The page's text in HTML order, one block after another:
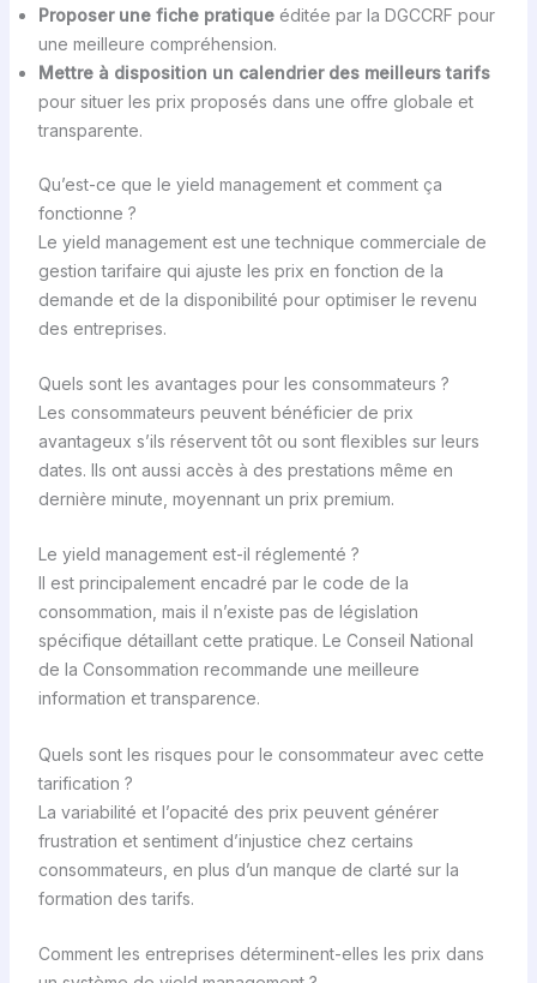
Proposer une fiche pratiqueéditée par la DGCCRF pour
une meilleure compréhension.
Mettre à disposition un calendrier des meilleurs tarifs
pour situer les prix proposés dans une offre globale et
transparente.
Qu’est-ce que le yield management et comment ça
fonctionne ?
Le yield management est une technique commerciale de
gestion tarifaire qui ajuste les prix en fonction de la
demande et de la disponibilité pour optimiser le revenu
des entreprises.
Quels sont les avantages pour les consommateurs ?
Les consommateurs peuvent bénéficier de prix
avantageux s’ils réservent tôt ou sont flexibles sur leurs
dates. Ils ont aussi accès à des prestations même en
dernière minute, moyennant un prix premium.
Le yield management est-il réglementé ?
Il est principalement encadré par le code de la
consommation, mais il n’existe pas de législation
spécifique détaillant cette pratique. Le Conseil National
de la Consommation recommande une meilleure
information et transparence.
Quels sont les risques pour le consommateur avec cette
tarification ?
La variabilité et l’opacité des prix peuvent générer
frustration et sentiment d’injustice chez certains
consommateurs, en plus d’un manque de clarté sur la
formation des tarifs.
Comment les entreprises déterminent-elles les prix dans